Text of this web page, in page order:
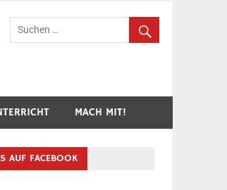
Hainstadt
MACH MIT!
AUF FACEBOOK